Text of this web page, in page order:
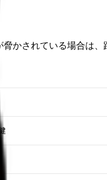
かされている場合は、